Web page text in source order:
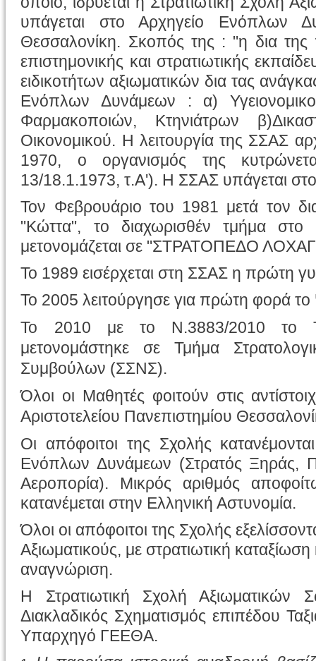
υπάγεται στο Αρχηγείο Ενόπλων
Θεσσαλονίκη. Σκοπός της : "η δια
επιστημονικής και στρατιωτικής
ειδικοτήτων αξιωματικών δια τας
Ενόπλων Δυνάμεων : α)
Φαρμακοποιών, Κτηνιάτρων
Οικονομικού. Η λειτουργία της ΣΣΑΣ
1970, ο οργανισμός της
13/18.1.1973, τ.Α'). Η ΣΣΑΣ υπάγεται
Τον Φεβρουάριο του 1981 μετά τον
"Κώττα", το διαχωρισθέν τμήμα στο
μετονομάζεται σε "ΣΤΡΑΤΟΠΕΔΟ
Το 1989 εισέρχεται στη ΣΣΑΣ η πρώτη
Το 2005 λειτούργησε για πρώτη φορά
Το 2010 με το Ν.3883/2010 το
μετονομάστηκε σε Τμήμα
Συμβούλων (ΣΣΝΣ).
Όλοι οι Μαθητές φοιτούν στις
Αριστοτελείου Πανεπιστημίου
Οι απόφοιτοι της Σχολής
Ενόπλων Δυνάμεων (Στρατός Ξηράς,
Αεροπορία). Μικρός αριθμός
κατανέμεται στην Ελληνική Αστυνομία.
Όλοι οι απόφοιτοι της Σχολής
Αξιωματικούς, με στρατιωτική
αναγνώριση.
Η Στρατιωτική Σχολή Αξιωματικών
Διακλαδικός Σχηματισμός επιπέδου
Υπαρχηγό ΓΕΕΘΑ.